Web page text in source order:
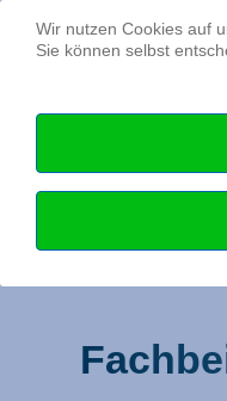
Wir nutzen Cookies auf
Sie können selbst